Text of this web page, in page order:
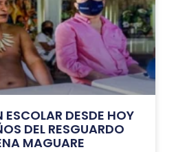
DESDE HOY
DEL RESGUARDO
MAGUARE